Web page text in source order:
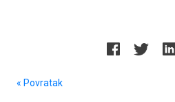
« Povratak